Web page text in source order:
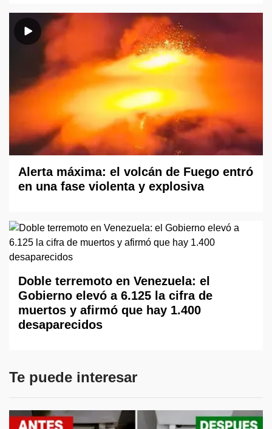
Alerta máxima: el volcán de Fuego entró
en una fase violenta y explosiva
Doble terremoto en Venezuela: el
Gobierno elevó a 6.125 la cifra de
muertos y afirmó que hay 1.400
desaparecidos
Te puede interesar